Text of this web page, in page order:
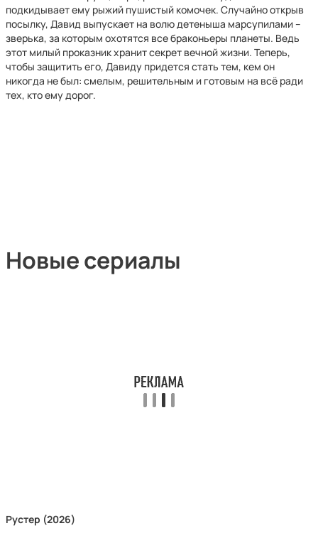
подкидывает ему рыжий пушистый комочек. Случайно открыв
посылку, Давид выпускает на волю детеныша марсупилами –
зверька, за которым охотятся все браконьеры планеты. Ведь
этот милый проказник хранит секрет вечной жизни. Теперь,
чтобы защитить его, Давиду придется стать тем, кем он
никогда не был: смелым, решительным и готовым на всё ради
тех, кто ему дорог.
Новые сериалы
Рустер (2026)